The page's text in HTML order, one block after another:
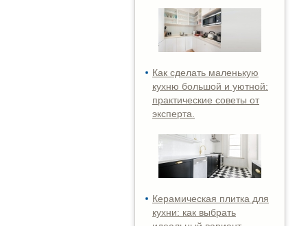
Как сделать маленькую
кухню большой и уютной:
практические советы от
эксперта.
Керамическая плитка для
кухни: как выбрать